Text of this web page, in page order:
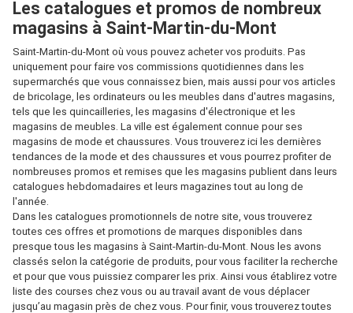
Les catalogues et promos de nombreux
magasins à Saint-Martin-du-Mont
Saint-Martin-du-Mont où vous pouvez acheter vos produits. Pas
uniquement pour faire vos commissions quotidiennes dans les
supermarchés que vous connaissez bien, mais aussi pour vos articles
de bricolage, les ordinateurs ou les meubles dans d'autres magasins,
tels que les quincailleries, les magasins d'électronique et les
magasins de meubles. La ville est également connue pour ses
magasins de mode et chaussures. Vous trouverez ici les dernières
tendances de la mode et des chaussures et vous pourrez profiter de
nombreuses promos et remises que les magasins publient dans leurs
catalogues hebdomadaires et leurs magazines tout au long de
l'année.
Dans les catalogues promotionnels de notre site, vous trouverez
toutes ces offres et promotions de marques disponibles dans
presque tous les magasins à Saint-Martin-du-Mont. Nous les avons
classés selon la catégorie de produits, pour vous faciliter la recherche
et pour que vous puissiez comparer les prix. Ainsi vous établirez votre
liste des courses chez vous ou au travail avant de vous déplacer
jusqu’au magasin près de chez vous. Pour finir, vous trouverez toutes